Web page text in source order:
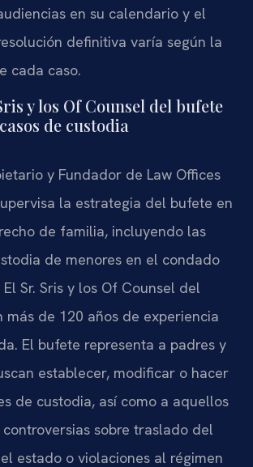
en su calendario y el
definitiva varía según la
cada caso.
y los Of Counsel del bufete
de custodia
y Fundador de Law Offices
la estrategia del bufete en
de familia, incluyendo las
de menores en el condado
Sr. Sris y los Of Counsel del
más de 120 años de experiencia
El bufete representa a padres y
establecer, modificar o hacer
de custodia, así como a aquellos
sobre traslado del
estado o violaciones al régimen